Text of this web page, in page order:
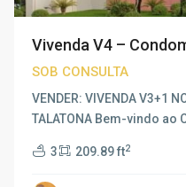
Vivenda V4 –
SOB CONSULTA
VENDER: VIVENDA V3+1
TALATONA Bem-vindo
3 209.89 ft2